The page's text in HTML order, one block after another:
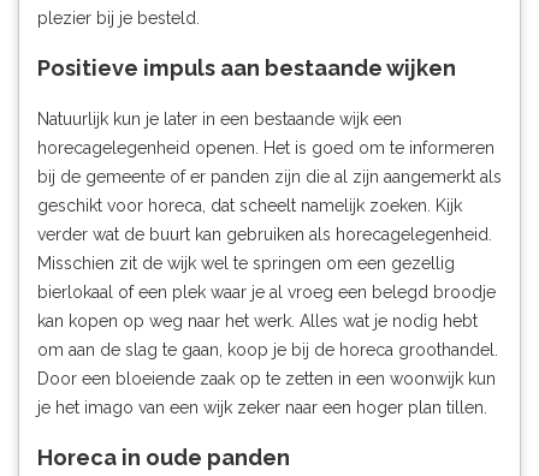
plezier bij je besteld.
Positieve impuls aan bestaande wijken
Natuurlijk kun je later in een bestaande wijk een
horecagelegenheid openen. Het is goed om te informeren
bij de gemeente of er panden zijn die al zijn aangemerkt als
geschikt voor horeca, dat scheelt namelijk zoeken. Kijk
verder wat de buurt kan gebruiken als horecagelegenheid.
Misschien zit de wijk wel te springen om een gezellig
bierlokaal of een plek waar je al vroeg een belegd broodje
kan kopen op weg naar het werk. Alles wat je nodig hebt
om aan de slag te gaan, koop je bij de horeca groothandel
Door een bloeiende zaak op te zetten in een woonwijk kun
je het imago van een wijk zeker naar een hoger plan tillen.
Horeca in oude panden